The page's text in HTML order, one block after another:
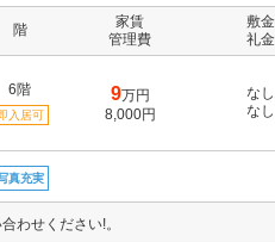
階
家賃
管理費
敷金
礼金
6階
入居可
9万円
8,000円
なし
なし
真充実
わせください!。